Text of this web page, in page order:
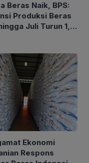
Beras Naik, BPS:
Produksi Beras
Juli Turun 1,16
Ekonomi
Respons